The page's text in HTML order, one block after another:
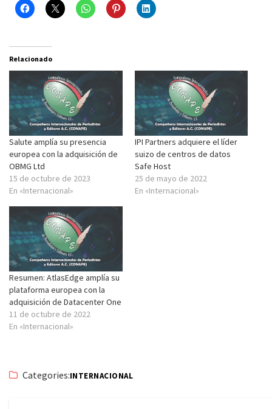
Relacionado
Salute amplía su presencia
europea con la adquisición de
OBMG Ltd
15 de octubre de 2023
En «Internacional»
IPI Partners adquiere el líder
suizo de centros de datos
Safe Host
25 de mayo de 2022
En «Internacional»
Resumen: AtlasEdge amplía su
plataforma europea con la
adquisición de Datacenter One
11 de octubre de 2022
En «Internacional»
Categories:INTERNACIONAL